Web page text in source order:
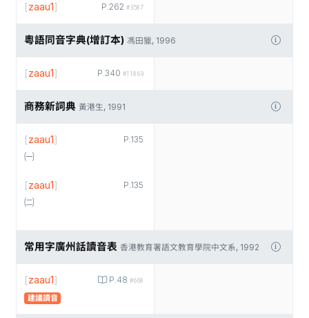
P.262 #3587
[zaau1]
粵語同音字典(增訂本) 馮田獵, 1996
P.340 #11869
[zaau1]
商務新詞典 黃港生, 1991
P.135
[zaau1]
㈠
P.135
[zaau1]
㈡
常用字廣州話讀音表 香港教育署語文教育學院中文系, 1992
P.48 #668
[zaau1]
建議讀音